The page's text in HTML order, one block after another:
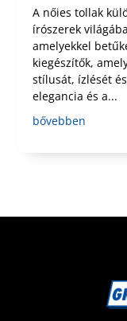
A nőies tollak
írószerek
amelyekkel
kiegészítők,
stílusát, ízlését
elegancia és a...
bővebben